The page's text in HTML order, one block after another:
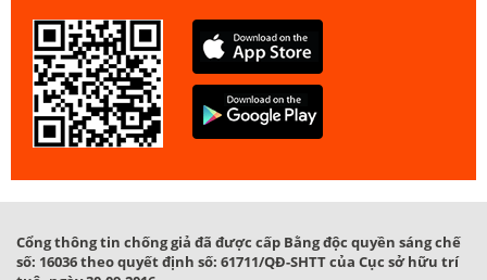
Cổng thông tin chống giả đã được cấp Bằng độc quyền sáng chế
số: 16036 theo quyết định số: 61711/QĐ-SHTT của Cục sở hữu trí